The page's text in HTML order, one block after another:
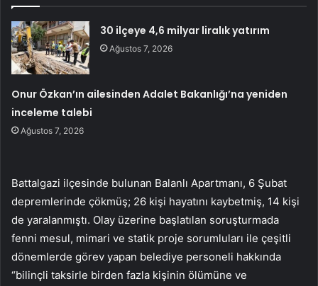
30 ilçeye 4,6 milyar liralık yatırım
Ağustos 7, 2026
Onur Özkan’ın ailesinden Adalet Bakanlığı’na yeniden
inceleme talebi
Ağustos 7, 2026
Battalgazi ilçesinde bulunan Balanlı Apartmanı, 6 Şubat
depremlerinde çökmüş; 26 kişi hayatını kaybetmiş, 14 kişi
de yaralanmıştı. Olay üzerine başlatılan soruşturmada
fenni mesul, mimari ve statik proje sorumluları ile çeşitli
dönemlerde görev yapan belediye personeli hakkında
“bilinçli taksirle birden fazla kişinin ölümüne ve